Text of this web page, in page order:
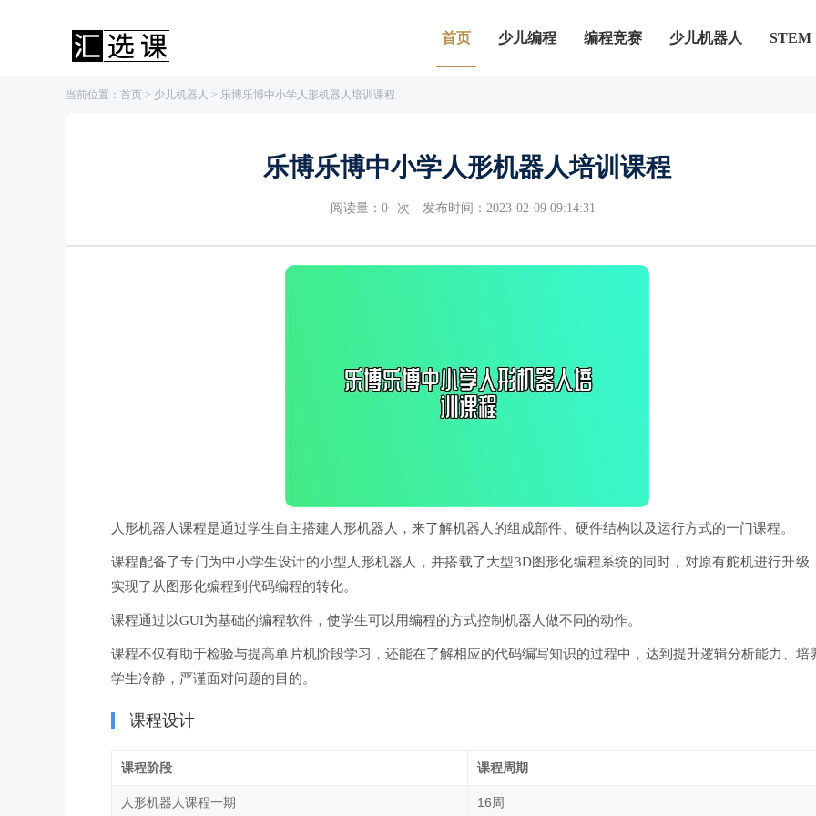
首页 少儿编程 编程竞赛 少儿机器人 STEM
当前位置： 首页 > 少儿机器人 > 乐博乐博中小学人形机器人培训课程
乐博乐博中小学人形机器人培训课程
阅读量： 0 次 发布时间：2023-02-09 09:14:31
人形机器人课程是通过学生自主搭建人形机器人，来了解机器人的组成部件、硬件结构以及运行方式的一门课程。
课程配备了专门为中小学生设计的小型人形机器人，并搭载了大型3D图形化编程系统的同时，对原有舵机进行升级
实现了从图形化编程到代码编程的转化。
课程通过以GUI为基础的编程软件，使学生可以用编程的方式控制机器人做不同的动作。
课程不仅有助于检验与提高单片机阶段学习，还能在了解相应的代码编写知识的过程中，达到提升逻辑分析能力、培
学生冷静，严谨面对问题的目的。
课程设计
课程阶段 课程周期
人形机器人课程一期 16周